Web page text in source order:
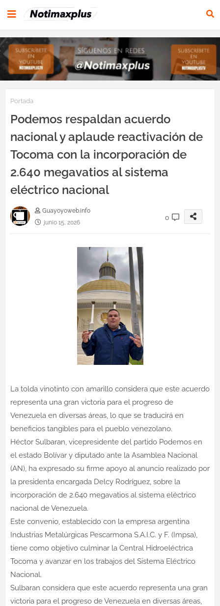
Portada
Podemos respaldan acuerdo
nacional y aplaude reactivación de
Tocoma con la incorporación de
2.640 megavatios al sistema
eléctrico nacional
Guayoyoweb.info
junio 15, 2026
0
La tolda vinotinto con amarillo considera que este acuerdo
representa una gran victoria para el progreso de
Venezuela en diversas áreas, lo que se traducirá en
beneficios tangibles para el pueblo venezolano.
Héctor Sulbaran, vicepresidente del partido Podemos en
el estado Bolívar y diputado ante la Asamblea Nacional
(AN), ha expresado su firme apoyo al anuncio realizado por
la presidenta encargada Delcy Rodríguez, sobre la
incorporación de 2.640 megavatios al sistema eléctrico
nacional de Venezuela.
Este convenio, establecido con la empresa argentina
Industrias Metalúrgicas Pescarmona S.A.I.C. y F. (Impsa),
tiene como objetivo culminar la Central Hidroeléctrica
Tocoma y avanzar en los trabajos del Sistema Eléctrico
Nacional.
Sulbaran considera que este acuerdo representa una gran
victoria para el progreso de Venezuela en diversas áreas,